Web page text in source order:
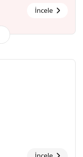
İncele